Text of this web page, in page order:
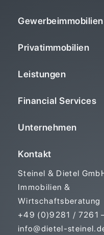
Gewerbeimmobilien
Privatimmobilien
Leistungen
Financial Services
Unternehmen
Kontakt
Steinel & Dietel
Immobilien &
Wirtschaftsberatung
+49 (0)9281 / 7261
info@dietel-